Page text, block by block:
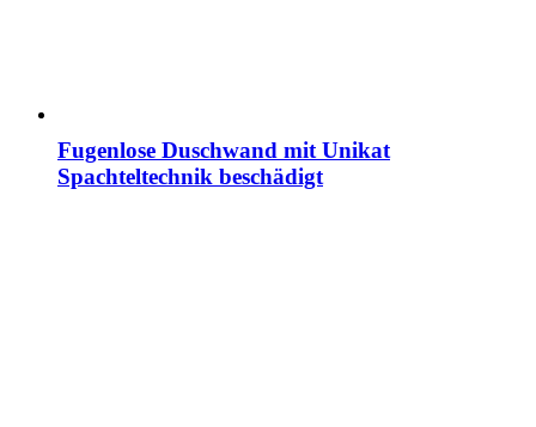
Fugenlose Duschwand mit Unikat
Spachteltechnik beschädigt